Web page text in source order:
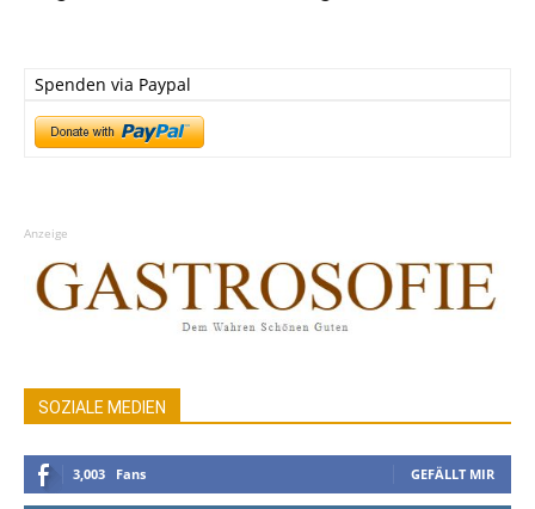
Spenden via Paypal
Anzeige
SOZIALE MEDIEN
3,003 Fans GEFÄLLT MIR